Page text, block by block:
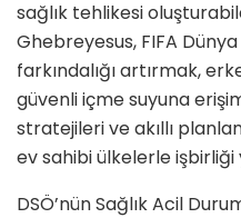
sağlık tehlikesi
Ghebreyesus, FIFA Dünya
farkındalığı artırmak,
güvenli içme suyuna
stratejileri ve akıllı
ev sahibi ülkelerle işbirliği
DSÖ’nün Sağlık Acil